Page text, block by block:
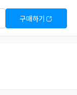
구매하기